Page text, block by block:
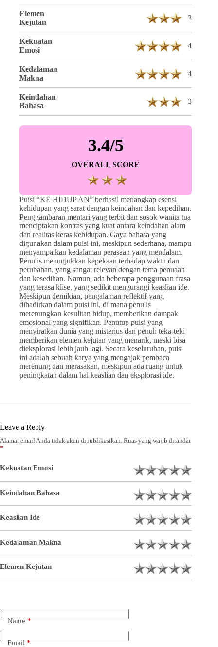
Elemen
Kejutan
3
Kekuatan
Emosi
4
Kedalaman
Makna
4
Keindahan
Bahasa
3
3.4/5
OVERALL SCORE
Puisi “KE HIDUP AN” berhasil menangkap esensi
kehidupan yang sarat dengan keindahan dan kepedihan.
Penggambaran mentari yang terbit dan sosok wanita tua
menciptakan kontras yang kuat antara keindahan alam
dan realitas keras kehidupan. Gaya bahasa yang
digunakan dalam puisi ini, meskipun sederhana, mampu
menyampaikan kedalaman perasaan yang mendalam.
Penulis menunjukkan kepekaan terhadap waktu dan
perubahan, yang sangat relevan dengan tema penuaan
dan kesedihan. Namun, ada beberapa penggunaan frasa
yang terasa klise, yang sedikit mengurangi keaslian ide.
Meskipun demikian, pengalaman reflektif yang
dihadirkan dalam puisi ini, di mana penulis
merenungkan kesulitan hidup, memberikan dampak
emosional yang signifikan. Penutup puisi yang
menyiratkan dunia yang misterius dan penuh teka-teki
memberikan elemen kejutan yang menarik, meski bisa
dieksplorasi lebih jauh lagi. Secara keseluruhan, puisi
ini adalah sebuah karya yang mengajak pembaca
merenung dan merasakan, meskipun ada ruang untuk
peningkatan dalam hal keaslian dan eksplorasi ide.
Leave a Reply
Alamat email Anda tidak akan dipublikasikan. Ruas yang wajib ditandai
*
Kekuatan Emosi
Keindahan Bahasa
Keaslian Ide
Kedalaman Makna
Elemen Kejutan
Name*
Email*